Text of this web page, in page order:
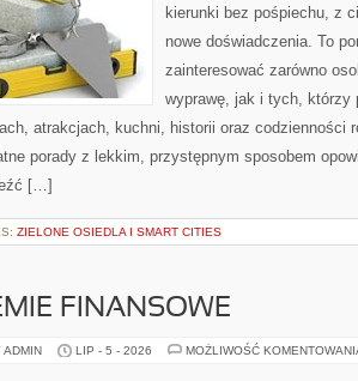
kierunki bez pośpiechu, z
nowe doświadczenia. To
zainteresować zarówno
wyprawę, jak i tych, którzy
atrakcjach, kuchni, historii oraz codzienności
porady z lekkim, przystępnym sposobem
[…]
ZIELONE OSIEDLA I SMART CITIES
FINANSOWE
ADMIN LIP - 5 - 2026 MOŻLIWOŚĆ